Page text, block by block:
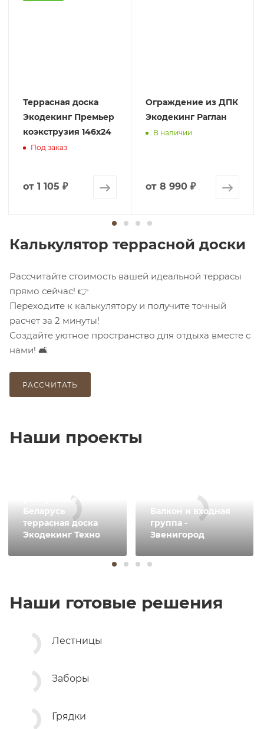
Террасная доска
Экодекинг Премьер
коэкструзия 146х24
Под заказ
от 1 105 ₽
Ограждение из ДПК
Экодекинг Раглан
В наличии
от 8 990 ₽
Калькулятор террасной доски
Рассчитайте стоимость вашей идеальной террасы
прямо сейчас! 👉
Переходите к калькулятору и получите точный
расчет за 2 минуты!
Создайте уютное пространство для отдыха вместе с
нами! 🛋️
РАССЧИТАТЬ
Наши проекты
республике
Беларусь
террасная доска
Экодекинг Техно
Балкон и входная
группа -
Звенигород
Наши готовые решения
Лестницы
Заборы
Грядки